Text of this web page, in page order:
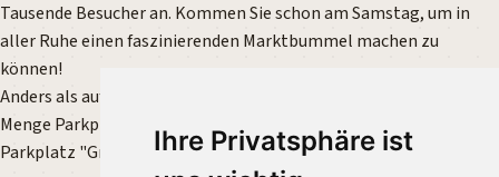
Ihre Privatsphäre ist
Tausende Besucher an. Kommen Sie schon am Samstag, um in
aller Ruhe einen faszinierenden Marktbummel machen zu
können!
Anders als auf dem Gelände von Schloss Hellenstein stehen jede
Menge Parkplätze in direkter Nähe zur Verfügung. Auf dem
Parkplatz "Großer Festplatz" beträgt die Parkgebühr 1 Euro.